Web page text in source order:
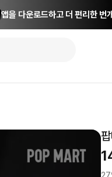
앱을 다운로드하고 더 편리한 번